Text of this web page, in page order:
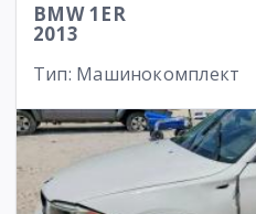
BMW 1ER
2013
Тип: Машинокомплект